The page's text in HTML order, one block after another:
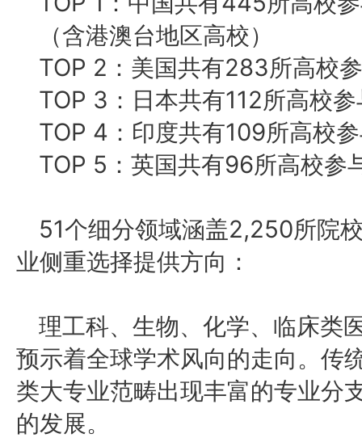
（含港澳台地区高校）
TOP 2：美国共有283所高校
TOP 3：日本共有112所高校
TOP 4：印度共有109所高校
TOP 5：英国共有96所高校参
51个细分领域涵盖2,250所院
业侧重选择提供方向：
理工科、生物、化学、临床类
预示着全球学术风向的走向。传
类大专业范畴出现丰富的专业分
的发展。